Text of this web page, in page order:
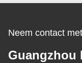
Neem contact
Guangzhou